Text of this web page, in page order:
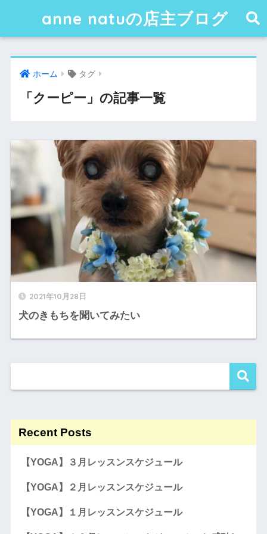
anne natuの店主ブログ
ホーム タグ
「クーピー」の記事一覧
2021年10月28日
犬のきもちを聞いてみたい
Recent Posts
【YOGA】３月レッスンスケジュール
【YOGA】２月レッスンスケジュール
【YOGA】１月レッスンスケジュール